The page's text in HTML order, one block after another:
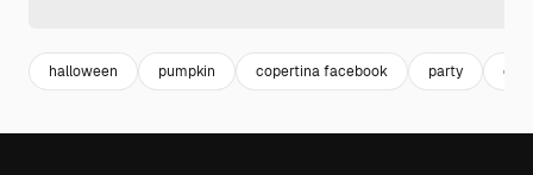
halloween pumpkin copertina facebook party